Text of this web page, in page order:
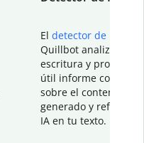
El detector de IA
Quillbot analiza tu
escritura y
útil informe con
sobre el contenido
generado y refinado
IA en tu texto.